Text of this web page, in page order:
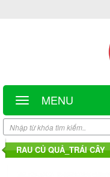
MENU
RAU CỦ QUẢ_TRÁI CÂY